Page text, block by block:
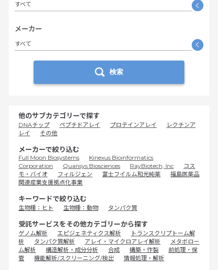
すべて く
メーカー
すべて く
検索
他のサブカテゴリーで探す
DNAチップ ペプチドアレイ プロテインアレイ
レクチンア
レイ
その他
メーカーで絞り込む
Full Moon Biosystems
Kinexus Bioinformatics
Corporation
Quansys Biosciences RayBiotech, Inc
コス
モ・バイオ
フィルジェン 富士フイルム和光純薬
福島医薬品
関連産業支援拠点化事業
キーワードで絞り込む
生物種：ヒト 生物種：動物 タンパク質
受託サービスをその他カテゴリーから探す
ゲノム解析 エピジェネティクス解析
トランスクリプトーム解
析
タンパク質解析 アレイ・マイクロアレイ解析
メタボロー
ム解析
構造解析・成分分析 合成 構築・作製
前処理・保
管
機能解析/スクリーニング/検出 情報処理・解析